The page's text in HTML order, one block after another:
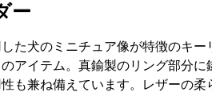
ー
た犬のミニチュア像が特徴のキー
アイテム。真鍮製のリング部分に
も兼ね備えています。レザーの柔